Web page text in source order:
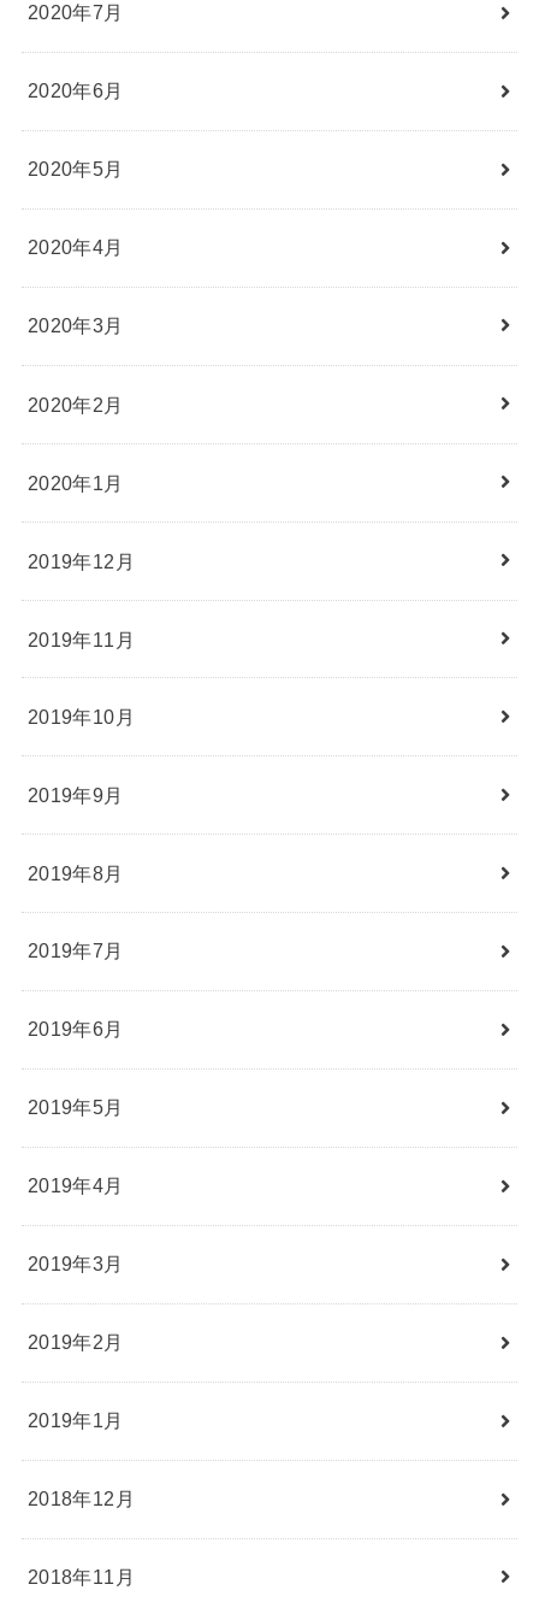
2020年7月
2020年6月
2020年5月
2020年4月
2020年3月
2020年2月
2020年1月
2019年12月
2019年11月
2019年10月
2019年9月
2019年8月
2019年7月
2019年6月
2019年5月
2019年4月
2019年3月
2019年2月
2019年1月
2018年12月
2018年11月